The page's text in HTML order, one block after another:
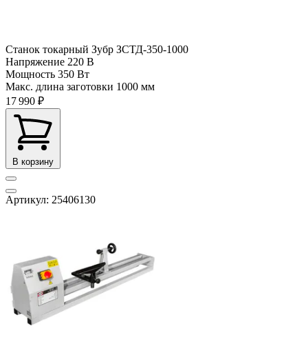
Станок токарный Зубр ЗСТД-350-1000
Напряжение 220 В
Мощность 350 Вт
Макс. длина заготовки 1000 мм
17 990 ₽
В корзину
Артикул: 25406130